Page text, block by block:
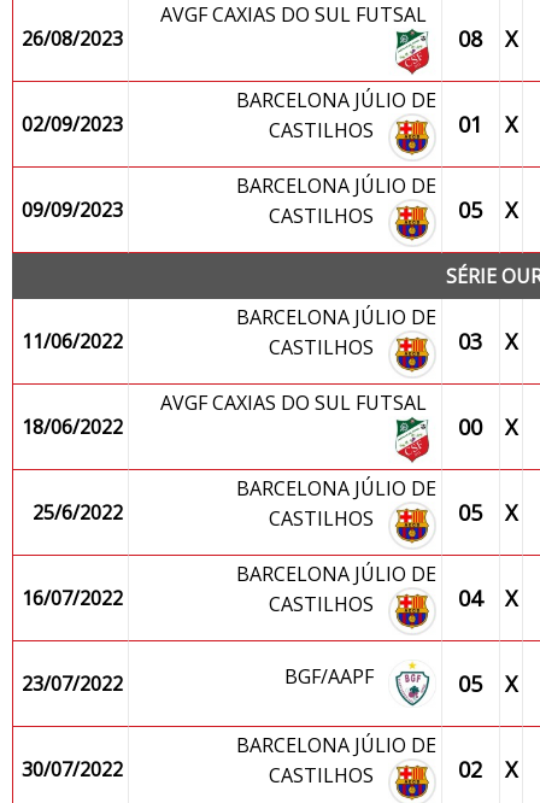
26/08/2023
AVGF CAXIAS DO SUL FUTSAL
08 X
02/09/2023
BARCELONA JÚLIO DE
CASTILHOS
01 X
09/09/2023
BARCELONA JÚLIO DE
CASTILHOS
05 X
SÉRIE
11/06/2022
BARCELONA JÚLIO DE
CASTILHOS
03 X
18/06/2022
AVGF CAXIAS DO SUL FUTSAL
00 X
25/6/2022
BARCELONA JÚLIO DE
CASTILHOS
05 X
16/07/2022
BARCELONA JÚLIO DE
CASTILHOS
04 X
23/07/2022 BGF/AAPF 05 X
30/07/2022
BARCELONA JÚLIO DE
CASTILHOS
02 X